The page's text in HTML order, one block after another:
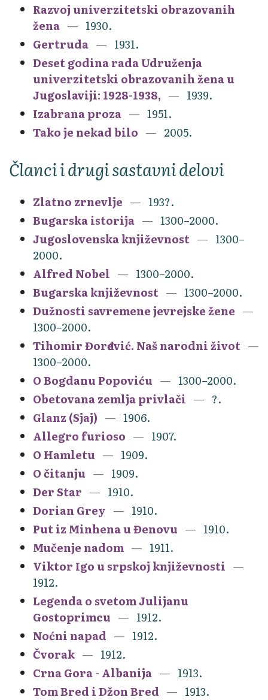
Razvoj univerzitetski obrazovanih
žena
1930.
Gertruda
1931.
Deset godina rada Udruženja
univerzitetski obrazovanih žena u
Jugoslaviji: 1928-1938,
1939.
Izabrana proza
1951.
Tako je nekad bilo
2005.
Članci i drugi sastavni delovi
Zlatno zrnevlje
193?.
Bugarska istorija
1300–2000.
Jugoslovenska književnost
1300–
2000.
Alfred Nobel
1300–2000.
Bugarska književnost
1300–2000.
Dužnosti savremene jevrejske žene
1300–2000.
Tihomir Đorđević. Naš narodni život
1300–2000.
O Bogdanu Popoviću
1300–2000.
Obetovana zemlja privlači
?.
Glanz (Sjaj)
1906.
Allegro furioso
1907.
O Hamletu
1909.
O čitanju
1909.
Der Star
1910.
Dorian Grey
1910.
Put iz Minhena u Đenovu
1910.
Mučenje nadom
1911.
Viktor Igo u srpskoj književnosti
1912.
Legenda o svetom Julijanu
Gostoprimcu
1912.
Noćni napad
1912.
Čvorak
1912.
Crna Gora - Albanija
1913.
Tom Bred i Džon Bred
1913.